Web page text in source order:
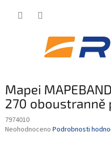
Mapei
270 oboustranně
7974010
Průměrné
Neohodnoceno Podrobnosti